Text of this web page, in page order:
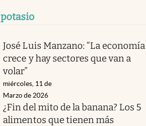
potasio
José Luis Manzano: “La economía
crece y hay sectores que van a
volar”
miércoles, 11 de
Marzo de 2026
¿Fin del mito de la banana? Los 5
alimentos que tienen más